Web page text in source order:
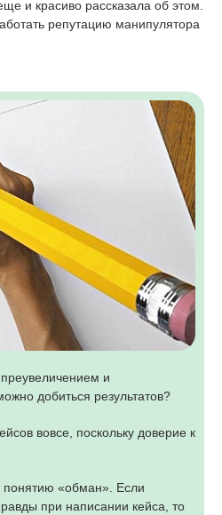
и красиво рассказала об этом.
репутацию манипулятора
и
добиться результатов?
вовсе, поскольку доверие к
понятию «обман». Если
при написании кейса, то